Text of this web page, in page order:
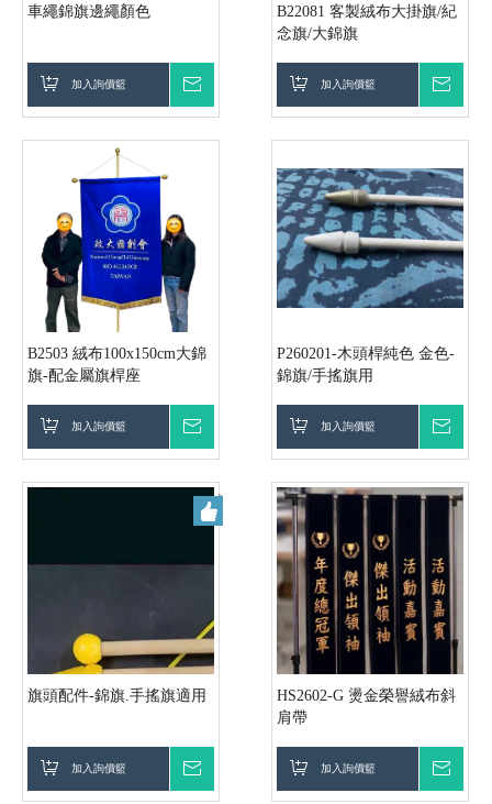
車繩錦旗邊繩顏色
加入詢價籃
B22081 客製絨布大掛旗/紀
念旗/大錦旗
加入詢價籃
B2503 絨布100x150cm大錦
旗-配金屬旗桿座
加入詢價籃
P260201-木頭桿純色 金色-
錦旗/手搖旗用
加入詢價籃
旗頭配件-錦旗.手搖旗適用
加入詢價籃
HS2602-G 燙金榮譽絨布斜
肩帶
加入詢價籃